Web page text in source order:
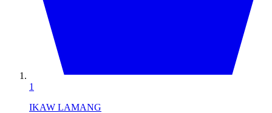
1
IKAW LAMANG